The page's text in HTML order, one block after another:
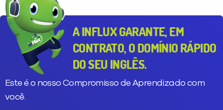
A INFLUX GARANTE, EM
CONTRATO, O DOMÍNIO RÁPIDO
DO SEU INGLÊS.
Este é o nosso Compromisso de Aprendizado com
você.